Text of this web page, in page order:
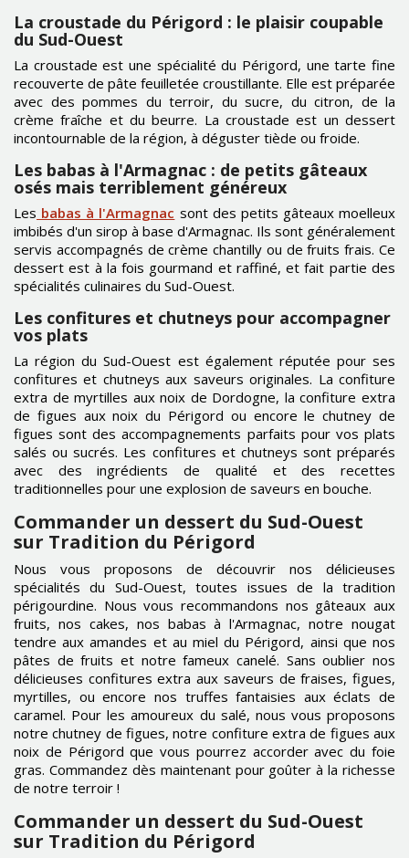
La croustade du Périgord : le plaisir coupable
du Sud-Ouest
La croustade est une spécialité du Périgord, une tarte fine
recouverte de pâte feuilletée croustillante. Elle est préparée
avec des pommes du terroir, du sucre, du citron, de la
crème fraîche et du beurre. La croustade est un dessert
incontournable de la région, à déguster tiède ou froide.
Les babas à l'Armagnac : de petits gâteaux
osés mais terriblement généreux
Les babas à l'Armagnac sont des petits gâteaux moelleux
imbibés d'un sirop à base d'Armagnac. Ils sont généralement
servis accompagnés de crème chantilly ou de fruits frais. Ce
dessert est à la fois gourmand et raffiné, et fait partie des
spécialités culinaires du Sud-Ouest.
Les confitures et chutneys pour accompagner
vos plats
La région du Sud-Ouest est également réputée pour ses
confitures et chutneys aux saveurs originales. La confiture
extra de myrtilles aux noix de Dordogne, la confiture extra
de figues aux noix du Périgord ou encore le chutney de
figues sont des accompagnements parfaits pour vos plats
salés ou sucrés. Les confitures et chutneys sont préparés
avec des ingrédients de qualité et des recettes
traditionnelles pour une explosion de saveurs en bouche.
Commander un dessert du Sud-Ouest
sur Tradition du Périgord
Nous vous proposons de découvrir nos délicieuses
spécialités du Sud-Ouest, toutes issues de la tradition
périgourdine. Nous vous recommandons nos gâteaux aux
fruits, nos cakes, nos babas à l'Armagnac, notre nougat
tendre aux amandes et au miel du Périgord, ainsi que nos
pâtes de fruits et notre fameux canelé. Sans oublier nos
délicieuses confitures extra aux saveurs de fraises, figues,
myrtilles, ou encore nos truffes fantaisies aux éclats de
caramel. Pour les amoureux du salé, nous vous proposons
notre chutney de figues, notre confiture extra de figues aux
noix de Périgord que vous pourrez accorder avec du foie
gras. Commandez dès maintenant pour goûter à la richesse
de notre terroir !
Commander un dessert du Sud-Ouest
sur Tradition du Périgord